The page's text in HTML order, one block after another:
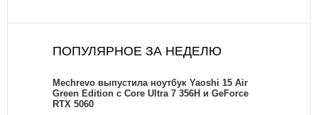
ПОПУЛЯРНОЕ ЗА НЕДЕЛЮ
Mechrevo выпустила ноутбук Yaoshi 15 Air
Green Edition с Core Ultra 7 356H и GeForce
RTX 5060